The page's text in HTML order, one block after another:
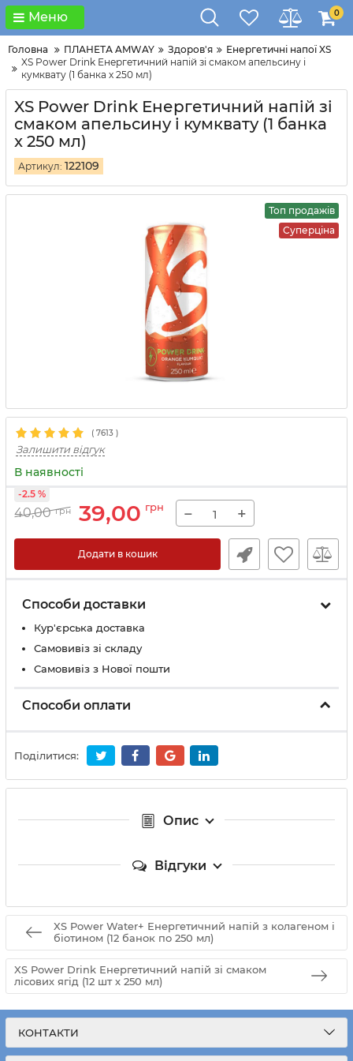
Меню 0
Головна ПЛАНЕТА AMWAY Здоров'я
Енергетичні напої XS
XS Power Drink Енергетичний напій зі смаком апельсину і
кумквату (1 банка x 250 мл)
XS Power Drink Енергетичний напій зі
смаком апельсину і кумквату (1 банка
x 250 мл)
Артикул: 122109
Топ продажів
Суперціна
( 7613 )
Залишити відгук
В наявності
40,00 грн 39,00 грн
-2.5 %
− +
Додати в кошик
Способи доставки
Кур'єрська доставка
Самовивіз зі складу
Самовивіз з Нової пошти
Способи оплати
Поділитися:
Опис
Відгуки
XS Power Water+ Енергетичний напій з колагеном і
біотином (12 банок по 250 мл)
XS Power Drink Енергетичний напій зі смаком
лісових ягід (12 шт х 250 мл)
КОНТАКТИ